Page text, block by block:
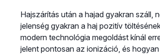
Hajszárítás után a hajad gyakran száll,
jelenség gyakran a haj pozitív
modern technológia megoldást kínál
jelent pontosan az ionizáció, és